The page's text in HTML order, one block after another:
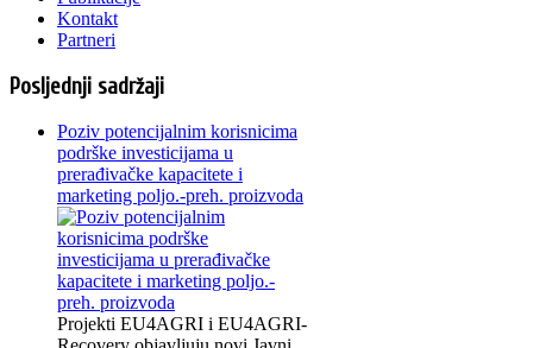
Kontakt
Partneri
Posljednji sadržaji
Poziv potencijalnim korisnicima
podrške investicijama u
prerađivačke kapacitete i
marketing poljo.-preh. proizvoda
Projekti EU4AGRI i EU4AGRI-